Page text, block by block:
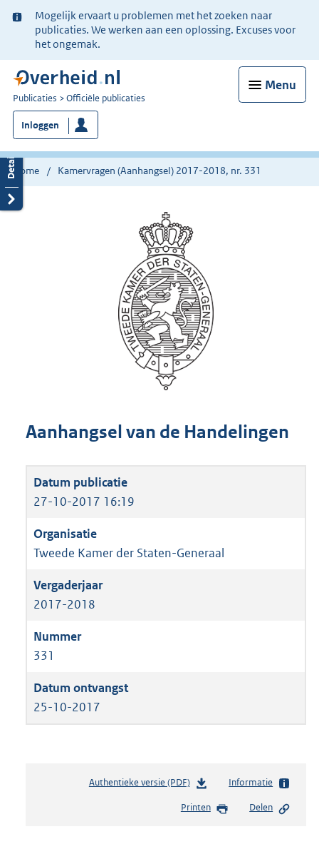
Ter
informatie:
Mogelijk ervaart u problemen met het zoeken naar
publicaties. We werken aan een oplossing. Excuses voor
het ongemak.
Menu
U
bent
nu
hier:
Publicaties Officiële publicaties
Inloggen
Home Kamervragen (Aanhangsel) 2017-2018, nr. 331
Aanhangsel van de Handelingen
27-10-2017 16:19
Tweede Kamer der Staten-Generaal
2017-2018
331
25-10-2017
Authentieke versie (PDF)b
s
Informatie
Printen Delen